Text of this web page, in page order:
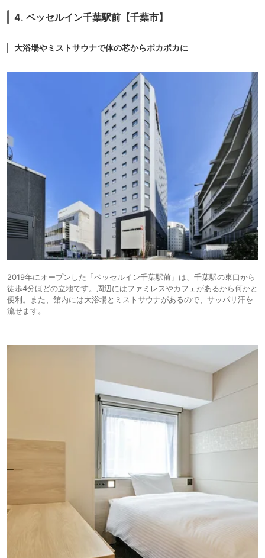
4. ベッセルイン千葉駅前【千葉市】
大浴場やミストサウナで体の芯からポカポカに
2019年にオープンした「ベッセルイン千葉駅前」は、千葉駅の東口から
徒歩4分ほどの立地です。周辺にはファミレスやカフェがあるから何かと
便利。また、館内には大浴場とミストサウナがあるので、サッパリ汗を
流せます。